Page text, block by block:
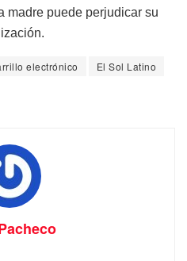
madre puede perjudicar su
electrónico
El Sol Latino